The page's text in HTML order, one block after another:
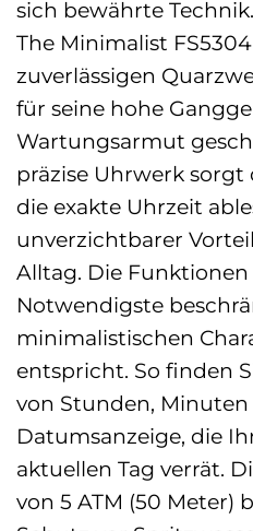
sich bewährte
The Minimalist
zuverlässigen
für seine hohe
Wartungsarmut
präzise Uhrwerk sorgt
die exakte Uhrzeit
unverzichtbarer
Alltag. Die Funktionen
Notwendigste
minimalistischen
entspricht. So finden
von Stunden,
Datumsanzeige, die
aktuellen Tag verrät.
von 5 ATM (50 Meter)